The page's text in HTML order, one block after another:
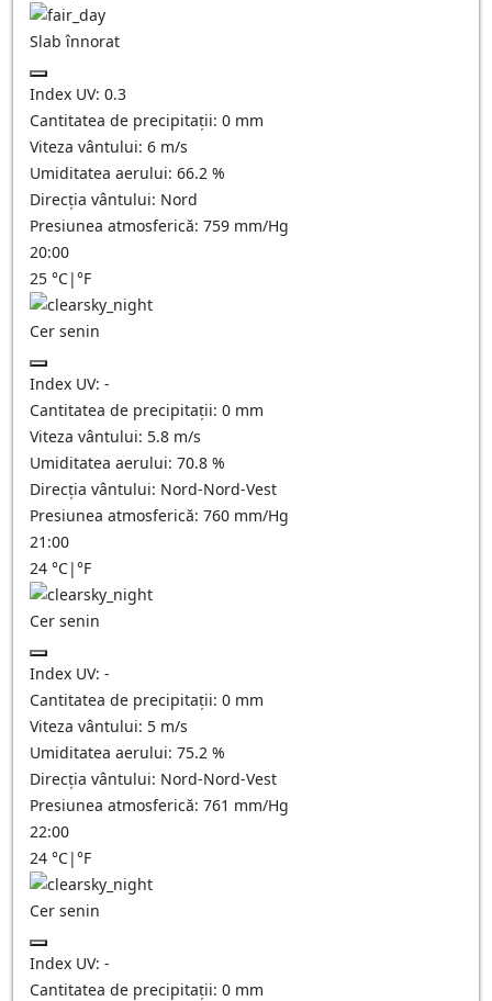
Slab înnorat
Index UV: 0.3
Cantitatea de precipitații: 0 mm
Viteza vântului: 6 m/s
Umiditatea aerului: 66.2 %
Direcția vântului: Nord
Presiunea atmosferică: 759 mm/Hg
20:00
25 °C|°F
Cer senin
Index UV: -
Cantitatea de precipitații: 0 mm
Viteza vântului: 5.8 m/s
Umiditatea aerului: 70.8 %
Direcția vântului: Nord-Nord-Vest
Presiunea atmosferică: 760 mm/Hg
21:00
24 °C|°F
Cer senin
Index UV: -
Cantitatea de precipitații: 0 mm
Viteza vântului: 5 m/s
Umiditatea aerului: 75.2 %
Direcția vântului: Nord-Nord-Vest
Presiunea atmosferică: 761 mm/Hg
22:00
24 °C|°F
Cer senin
Index UV: -
Cantitatea de precipitații: 0 mm